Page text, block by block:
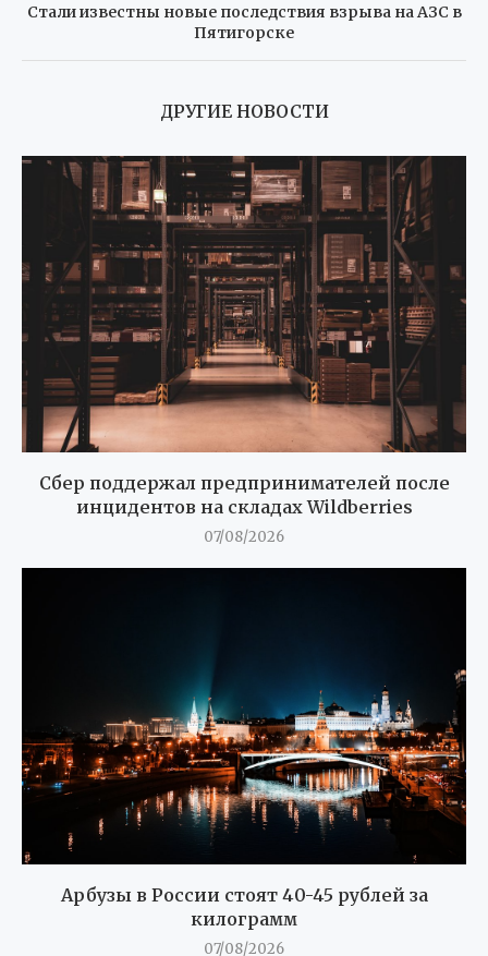
Стали известны новые последствия взрыва на АЗС в
Пятигорске
ДРУГИЕ НОВОСТИ
Сбер поддержал предпринимателей после
инцидентов на складах Wildberries
07/08/2026
Арбузы в России стоят 40-45 рублей за
килограмм
07/08/2026